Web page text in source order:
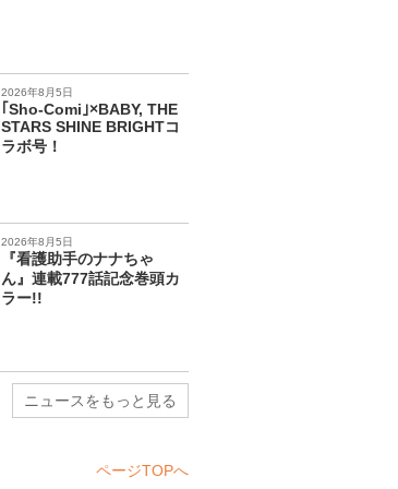
2026年8月5日
｢Sho-Comi｣×BABY, THE
STARS SHINE BRIGHTコ
ラボ号！
2026年8月5日
『看護助手のナナちゃ
ん』連載777話記念巻頭カ
ラー!!
ニュースをもっと見る
ページTOPへ